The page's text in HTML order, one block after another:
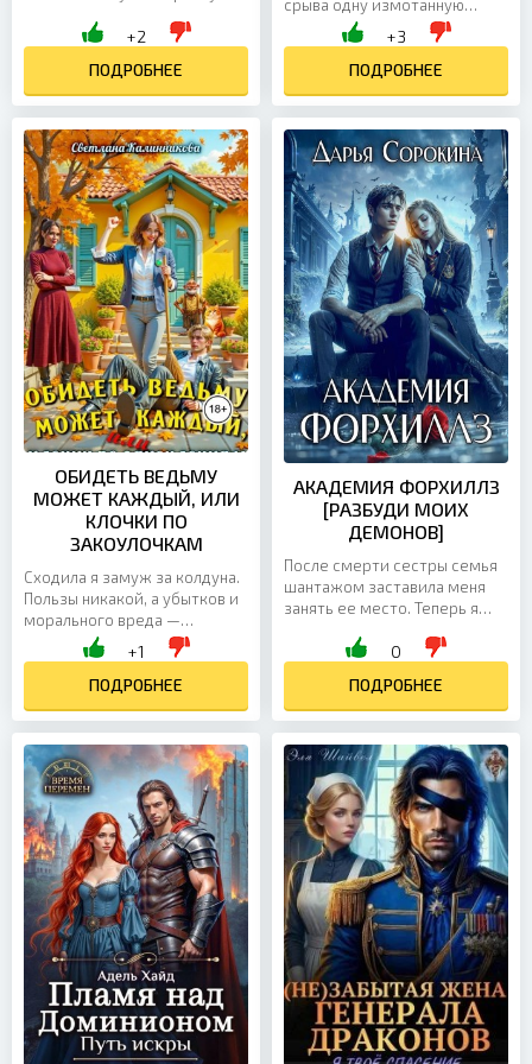
оступается и верит, что
+2
ПОДРОБНЕЕ
срыва одну измотанную
мать-одиночку. Задача
кажется пустяковой, если не
знать, что мать-одиночка —...
+3
ПОДРОБНЕЕ
ОБИДЕТЬ ВЕДЬМУ
МОЖЕТ КАЖДЫЙ, ИЛИ
КЛОЧКИ ПО
ЗАКОУЛОЧКАМ
Сходила я замуж за колдуна.
Пользы никакой, а убытков и
морального вреда —
немерено. Изменой уже
никого не удивишь, так он
еще и бабушкину брошь...
+1
ПОДРОБНЕЕ
АКАДЕМИЯ ФОРХИЛЛЗ
[РАЗБУДИ МОИХ
ДЕМОНОВ]
После смерти сестры семья
шантажом заставила меня
занять ее место. Теперь я
закрытой школе,
важных...
0
ПОДРОБНЕЕ